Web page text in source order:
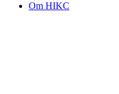
Om HIKC